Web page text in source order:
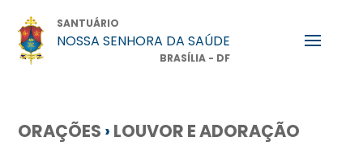
SANTUÁRIO
NOSSA SENHORA DA SAÚDE
BRASÍLIA - DF
ORAÇÕES › LOUVOR E ADORAÇÃO